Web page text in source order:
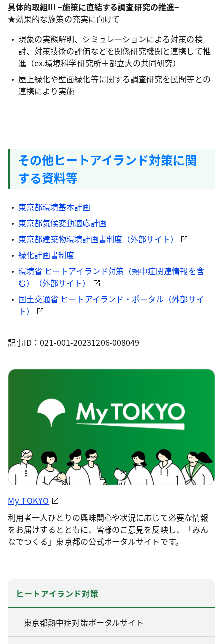
具体的取組III −施策に直結する調査研究の推進−
★効果的な施策の充実に向けて
現象の実態解明、シミュレーションによる対策の検
討、対策技術の評価などを関係研究機関と連携して推
進（ex.環境科学研究所＋都立大の共同研究）
屋上緑化や壁面緑化等に関する調査研究を民間等との
連携により実施
その他ヒートアイランド対策に関
する資料等
東京都環境基本計画
東京都気候変動適応計画
東京都建築物環境計画書制度（外部サイト）
緑化計画書制度
環境省 ヒートアイランド対策（熱中症関連情報を含
む）（外部サイト）
国土交通省 ヒートアイランド・ポータル（外部サイ
ト）
記事ID：021-001-20231206-008049
My TOKYO
利用者一人ひとりの興味関心や状況に応じて必要な情報
をお届けするとともに、皆様のご意見を反映し、「みん
なでつくる」東京都の公式ポータルサイトです。
ヒートアイランド対策
東京都熱中症対策ポータルサイト